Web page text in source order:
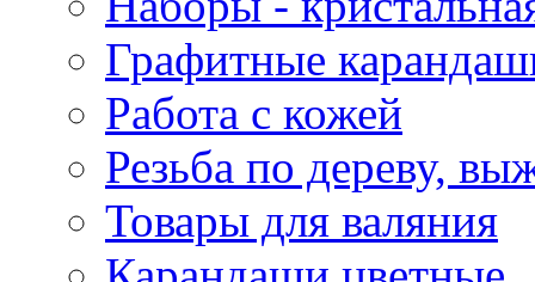
Графитные
Работа с кожей
Резьба по дереву,
Товары для валяния